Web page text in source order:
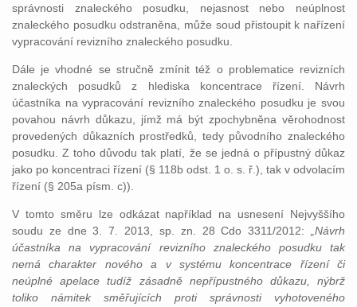
správnosti znaleckého posudku, nejasnost nebo neúplnost
znaleckého posudku odstraněna, může soud přistoupit k nařízení
vypracování revizního znaleckého posudku.
Dále je vhodné se stručně zmínit též o problematice revizních
znaleckých posudků z hlediska koncentrace řízení. Návrh
účastníka na vypracování revizního znaleckého posudku je svou
povahou návrh důkazu, jímž má být zpochybněna věrohodnost
provedených důkazních prostředků, tedy původního znaleckého
posudku. Z toho důvodu tak platí, že se jedná o přípustný důkaz
jako po koncentraci řízení (§ 118b odst. 1 o. s. ř.), tak v odvolacím
řízení (§ 205a písm. c)).
V tomto směru lze odkázat například na usnesení Nejvyššího
soudu ze dne 3. 7. 2013, sp. zn. 28 Cdo 3311/2012:
„Návrh
účastníka na vypracování revizního znaleckého posudku tak
nemá charakter nového a v systému koncentrace řízení či
neúplné apelace tudíž zásadně nepřípustného důkazu, nýbrž
toliko námitek směřujících proti správnosti vyhotoveného